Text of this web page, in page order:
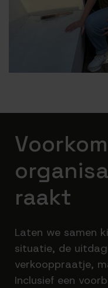
raakt
Laten we samen
situatie, de
verkooppraatje,
Inclusief een